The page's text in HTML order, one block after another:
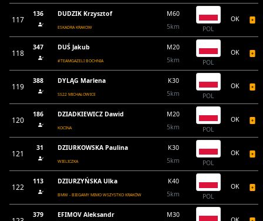
117
136 DUDZIK Krzysztof
ESKADRA KRAKOW
M60
5km
POL
OK
118
347 DUŚ Jakub
#TEAMGAZELI BOCHNIA
M20
5km
POL
OK
119
388 DYLĄG Marlena
SS22 MICHAŁOWICE
K30
5km
POL
OK
120
186 DZIADKIEWICZ Dawid
KOCINA
M20
5km
POL
OK
121
31 DZIURKOWSKA Paulina
WIELICZKA
K30
5km
POL
OK
122
113 DZIURZYŃSKA Ulka
BMW - BIEGAMY MIMO WSZYSTKO KRAKÓW
K40
5km
POL
OK
379 EFIMOV Aleksandr M30